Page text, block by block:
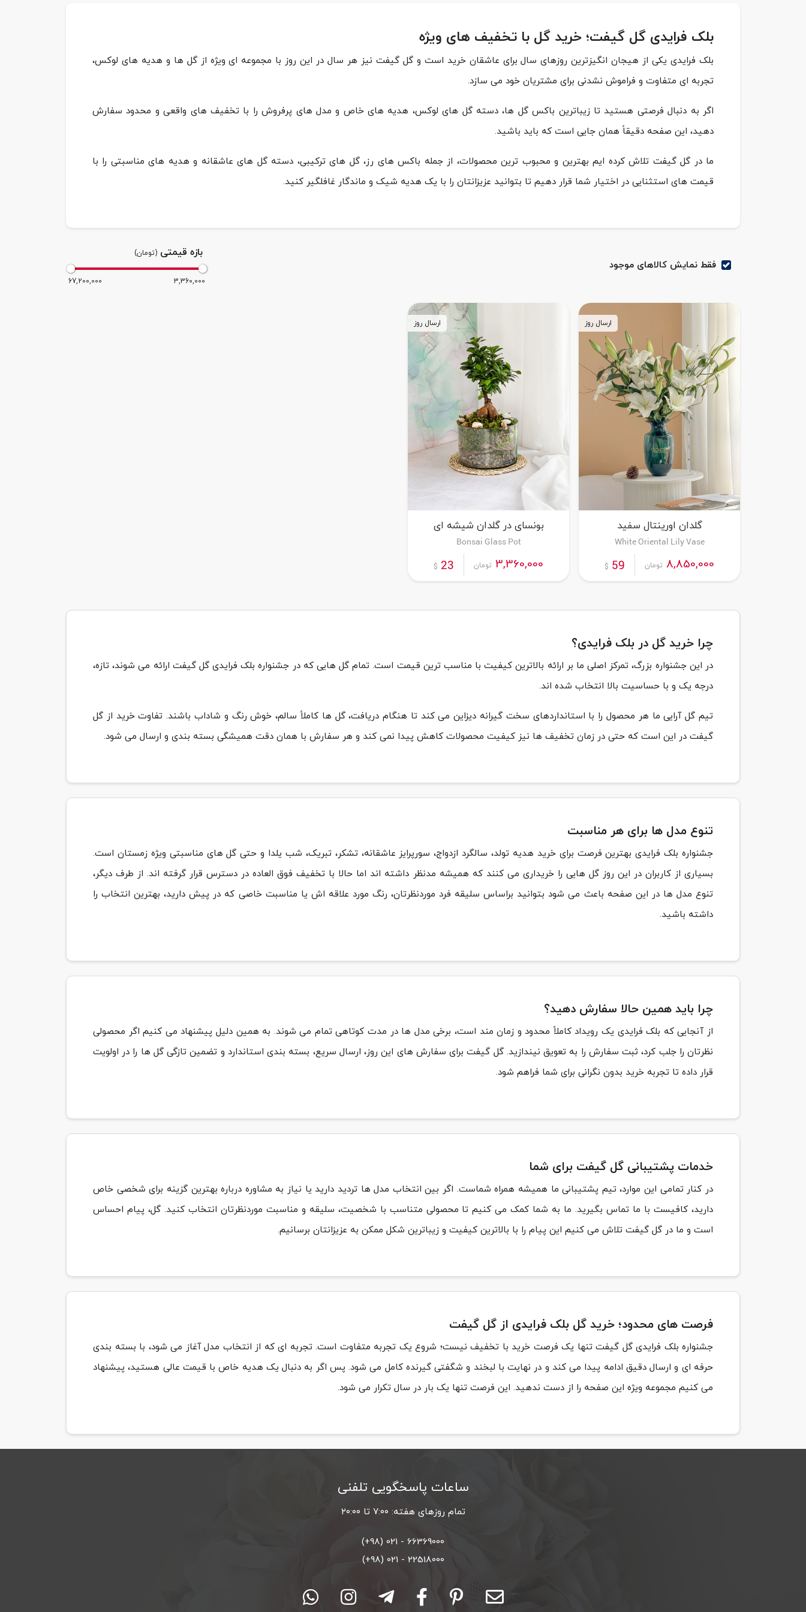
بلک فرایدی گل گیفت؛ خرید گل با تخفیف های ویژه
بلک فرایدی یکی از هیجان انگیزترین روزهای سال برای عاشقان خرید است و گل گیفت نیز هر سال در این روز با مجموعه ای ویژه از گل ها و هدیه های لوکس،
تجربه ای متفاوت و فراموش نشدنی برای مشتریان خود می سازد.
اگر به دنبال فرصتی هستید تا زیباترین باکس گل ها، دسته گل های لوکس، هدیه های خاص و مدل های پرفروش را با تخفیف های واقعی و محدود سفارش
دهید، این صفحه دقیقاً همان جایی است که باید باشید.
ما در گل گیفت تلاش کرده ایم بهترین و محبوب ترین محصولات، از جمله باکس های رز، گل های ترکیبی، دسته گل های عاشقانه و هدیه های مناسبتی را با
قیمت های استثنایی در اختیار شما قرار دهیم تا بتوانید عزیزانتان را با یک هدیه شیک و ماندگار غافلگیر کنید.
فقط نمایش کالاهای موجود
بازه قیمتی (تومان)
3,360,000
67,200,000
گلدان اورینتال سفید
White Oriental Lily Vase
8,850,000 تومان 59
$
ارسال روز
بونسای در گلدان شیشه ای
Bonsai Glass Pot
3,360,000 تومان 23
$
ارسال روز
چرا خرید گل در بلک فرایدی؟
در این جشنواره بزرگ، تمرکز اصلی ما بر ارائه بالاترین کیفیت با مناسب ترین قیمت است. تمام گل هایی که در جشنواره بلک فرایدی گل گیفت ارائه می شوند، تازه،
درجه یک و با حساسیت بالا انتخاب شده اند.
تیم گل آرایی ما هر محصول را با استانداردهای سخت گیرانه دیزاین می کند تا هنگام دریافت، گل ها کاملاً سالم، خوش رنگ و شاداب باشند. تفاوت خرید از گل
گیفت در این است که حتی در زمان تخفیف ها نیز کیفیت محصولات کاهش پیدا نمی کند و هر سفارش با همان دقت همیشگی بسته بندی و ارسال می شود.
تنوع مدل ها برای هر مناسبت
جشنواره بلک فرایدی بهترین فرصت برای خرید هدیه تولد، سالگرد ازدواج، سورپرایز عاشقانه، تشکر، تبریک، شب یلدا و حتی گل های مناسبتی ویژه زمستان است.
بسیاری از کاربران در این روز گل هایی را خریداری می کنند که همیشه مدنظر داشته اند اما حالا با تخفیف فوق العاده در دسترس قرار گرفته اند. از طرف دیگر،
تنوع مدل ها در این صفحه باعث می شود بتوانید براساس سلیقه فرد موردنظرتان، رنگ مورد علاقه اش یا مناسبت خاصی که در پیش دارید، بهترین انتخاب را
داشته باشید.
چرا باید همین حالا سفارش دهید؟
از آنجایی که بلک فرایدی یک رویداد کاملاً محدود و زمان مند است، برخی مدل ها در مدت کوتاهی تمام می شوند. به همین دلیل پیشنهاد می کنیم اگر محصولی
نظرتان را جلب کرد، ثبت سفارش را به تعویق نیندازید. گل گیفت برای سفارش های این روز، ارسال سریع، بسته بندی استاندارد و تضمین تازگی گل ها را در اولویت
قرار داده تا تجربه خرید بدون نگرانی برای شما فراهم شود.
خدمات پشتیبانی گل گیفت برای شما
در کنار تمامی این موارد، تیم پشتیبانی ما همیشه همراه شماست. اگر بین انتخاب مدل ها تردید دارید یا نیاز به مشاوره درباره بهترین گزینه برای شخصی خاص
دارید، کافیست با ما تماس بگیرید. ما به شما کمک می کنیم تا محصولی متناسب با شخصیت، سلیقه و مناسبت موردنظرتان انتخاب کنید. گل، پیام احساس
است و ما در گل گیفت تلاش می کنیم این پیام را با بالاترین کیفیت و زیباترین شکل ممکن به عزیزانتان برسانیم.
فرصت های محدود؛ خرید گل بلک فرایدی از گل گیفت
جشنواره بلک فرایدی گل گیفت تنها یک فرصت خرید با تخفیف نیست؛ شروع یک تجربه متفاوت است. تجربه ای که از انتخاب مدل آغاز می شود، با بسته بندی
حرفه ای و ارسال دقیق ادامه پیدا می کند و در نهایت با لبخند و شگفتی گیرنده کامل می شود. پس اگر به دنبال یک هدیه خاص با قیمت عالی هستید، پیشنهاد
می کنیم مجموعه ویژه این صفحه را از دست ندهید. این فرصت تنها یک بار در سال تکرار می شود.
ساعات پاسخگویی تلفنی
تمام روزهای هفته: ۷:۰۰ تا ۲۰:۰۰
66369000 - 021 (98+)
22518000 - 021 (98+)